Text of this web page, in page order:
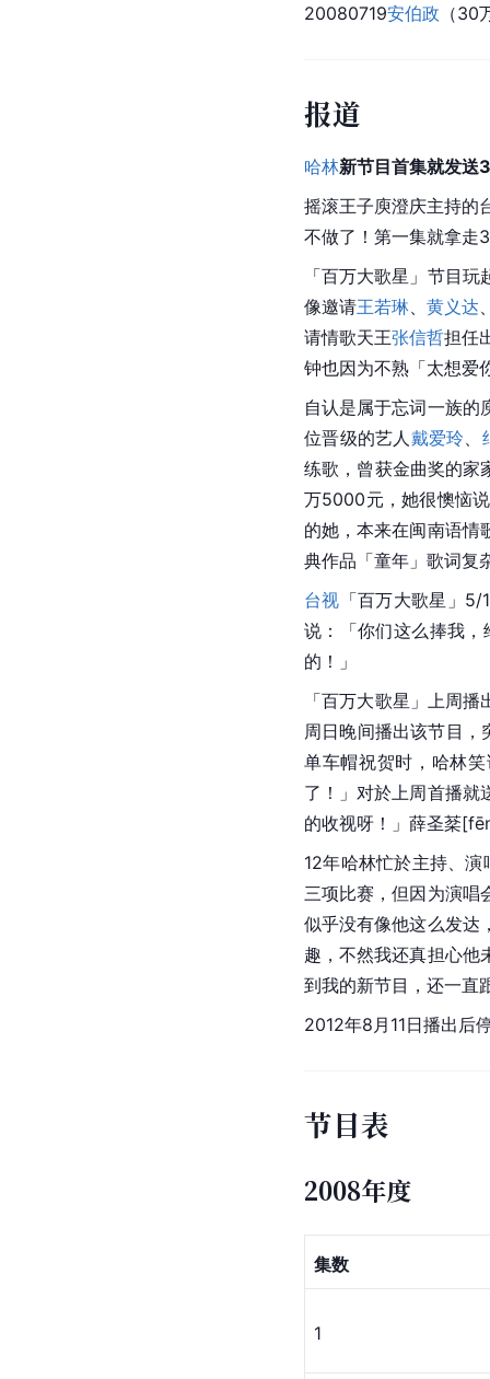
20080719安伯政 （30
报道
哈林新节目首集就发送
摇滚王子庾澄庆主持的
不做了！第一集就拿走
「百万大歌星」节目
像邀请王若琳 黄义达
请情歌天王张信哲担任
钟也因为不熟「太想爱
自认是属于忘词一族的
位晋级的艺人 戴爱玲
练歌，曾获金曲奖的家
万5000元，她很懊恼
的她，本来在闽南语情
典作品「童年」歌词复
台视 「百万大歌星」
说：「你们这么捧我
的！」
「百万大歌星」上周
周日晚间播出该节目
单车帽祝贺时，哈林
了！」对於上周首播就
的收视呀！」薛圣棻
12年哈林忙於主持、
三项比赛，但因为演唱
似乎没有像他这么发达
趣，不然我还真担心他
到我的新节目，还一直
2012年8月11日播出后
节目表
2008年度
集数
1